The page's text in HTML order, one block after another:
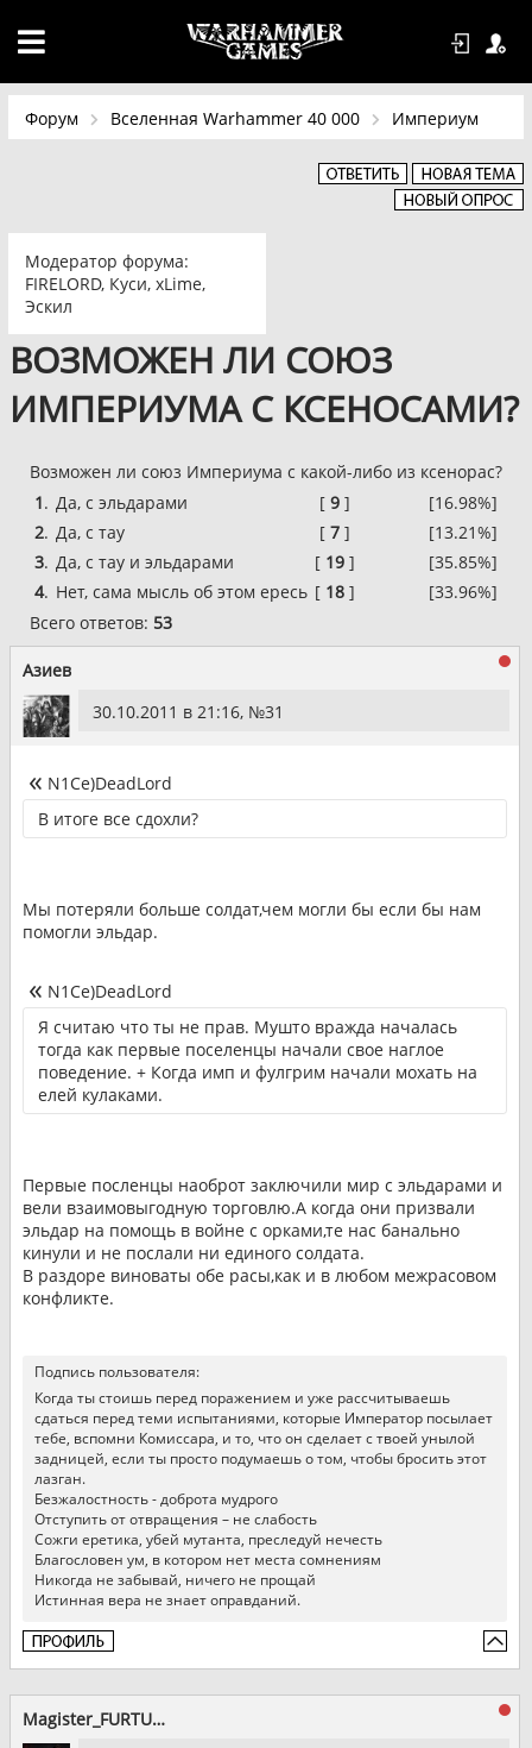
Форум Вселенная Warhammer 40 000 Империум
Модератор форума:
FIRELORD, Куси, xLime,
Эскил
ВОЗМОЖЕН ЛИ СОЮЗ
ИМПЕРИУМА С КСЕНОСАМИ?
Возможен ли союз Империума с какой-либо из ксенорас?
1. Да, с эльдарами [ 9]
[16.98%]
2. Да, с тау [ 7]
[13.21%]
3. Да, с тау и эльдарами [ 19]
[35.85%]
4. Нет, сама мысль об этом ересь [ 18]
[33.96%]
Всего ответов: 53
Азиев
30.10.2011 в 21:16, №31
N1Ce)DeadLord
В итоге все сдохли?
Мы потеряли больше солдат,чем могли бы если бы нам
помогли эльдар.
N1Ce)DeadLord
Я считаю что ты не прав. Мушто вражда началась
тогда как первые поселенцы начали свое наглое
поведение. + Когда имп и фулгрим начали мохать на
елей кулаками.
Первые посленцы наоброт заключили мир с эльдарами и
вели взаимовыгодную торговлю.А когда они призвали
эльдар на помощь в войне с орками,те нас банально
кинули и не послали ни единого солдата.
В раздоре виноваты обе расы,как и в любом межрасовом
конфликте.
Подпись пользователя:
Когда ты стоишь перед поражением и уже рассчитываешь
сдаться перед теми испытаниями, которые Император посылает
тебе, вспомни Комиссара, и то, что он сделает с твоей унылой
задницей, если ты просто подумаешь о том, чтобы бросить этот
лазган.
Безжалостность - доброта мудрого
Отступить от отвращения – не слабость
Сожги еретика, убей мутанта, преследуй нечесть
Благословен ум, в котором нет места сомнениям
Никогда не забывай, ничего не прощай
Истинная вера не знает оправданий.
Magister_FURTUM